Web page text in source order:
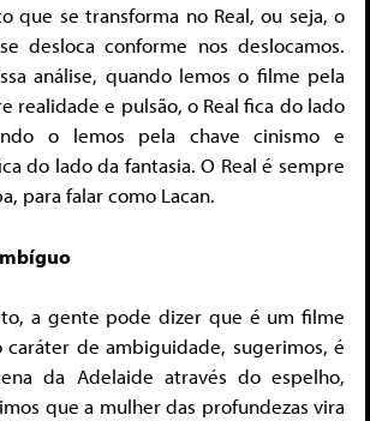
que se transforma no Real, ou seja, o
desloca conforme nos deslocamos.
análise, quando lemos o filme pela
realidade e pulsão, o Real fica do lado
o lemos pela chave cinismo e
do lado da fantasia. O Real é sempre
para falar como Lacan.
a gente pode dizer que é um filme
de ambiguidade, sugerimos, é
da Adelaide através do espelho,
que a mulher das profundezas vira